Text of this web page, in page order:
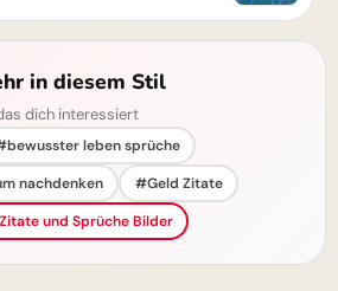
in diesem Stil
dich interessiert
leben sprüche
nachdenken
#Geld Zitate
und Sprüche Bilder